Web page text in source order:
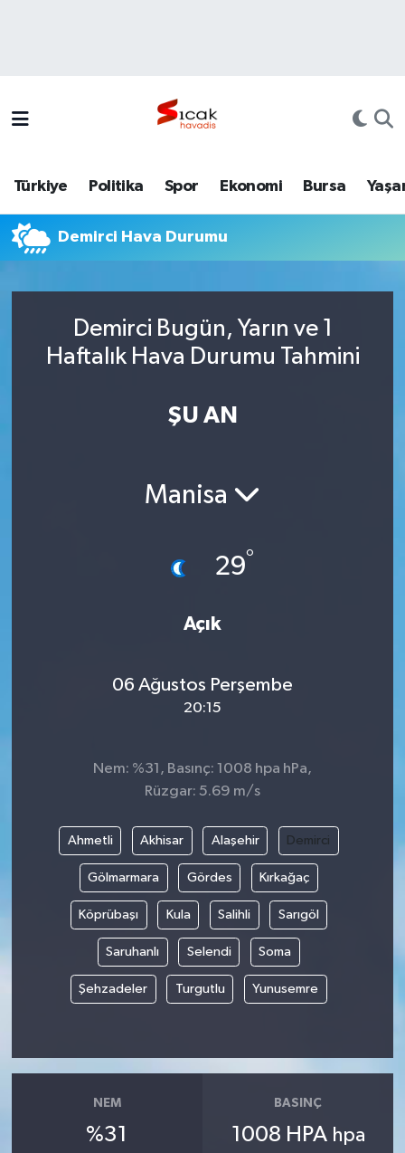
Türkiye Politika Spor Ekonomi Bursa
Demirci Hava Durumu
Demirci Bugün, Yarın ve 1
Haftalık Hava Durumu Tahmini
ŞU AN
Manisa
29°
Açık
06 Ağustos Perşembe
20:15
Nem: %31, Basınç: 1008 hpa hPa,
Rüzgar: 5.69 m/s
Ahmetli Akhisar Alaşehir Demirci
Gölmarmara Gördes Kırkağaç
Köprübaşı Kula Salihli Sarıgöl
Saruhanlı Selendi Soma
Şehzadeler Turgutlu Yunusemre
NEM
%31
BASINÇ
1008 HPA hpa
Türkiye
Bilim, Teknoloji
Haber Arşivi